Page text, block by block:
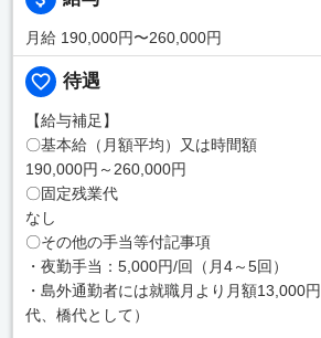
月給 190,000円〜260,000円
待遇
【給与補足】
〇基本給（月額平均）又は時間額
190,000円～260,000円
〇固定残業代
なし
〇その他の手当等付記事項
・夜勤手当：5,000円/回（月4～5回）
・島外通勤者には就職月より月額13,000
代、橋代として）